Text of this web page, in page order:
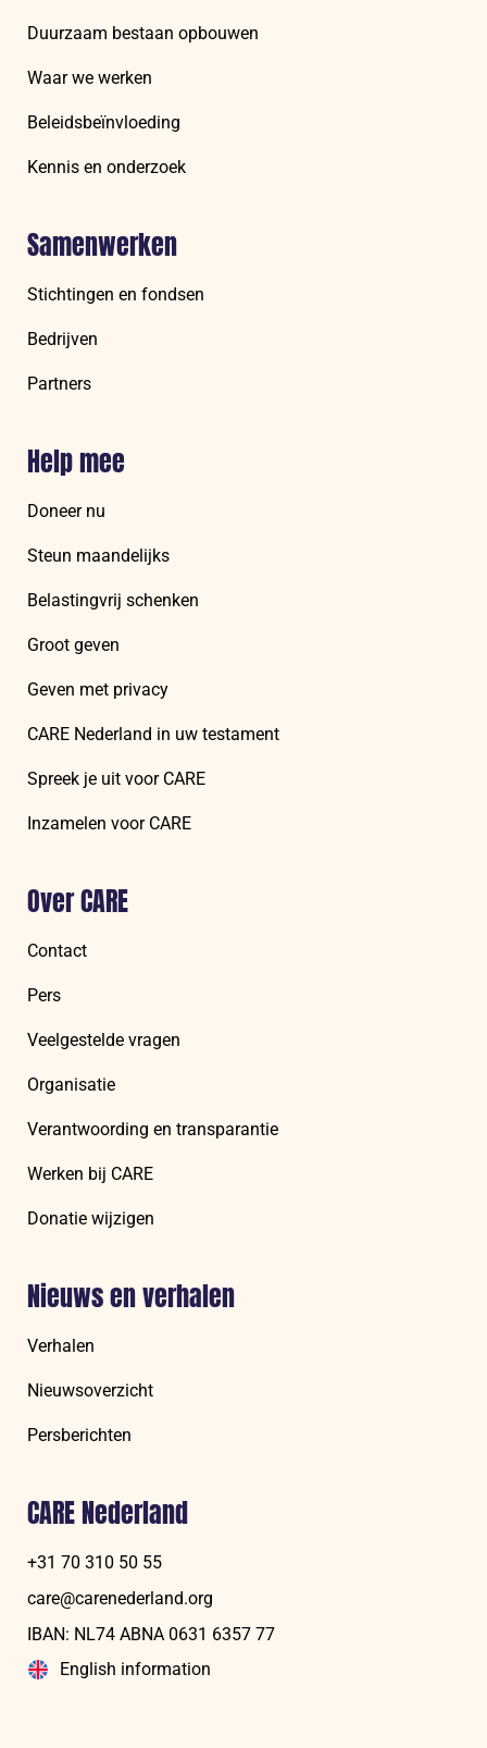
Duurzaam bestaan opbouwen
Waar we werken
Beleidsbeïnvloeding
Kennis en onderzoek
Samenwerken
Stichtingen en fondsen
Bedrijven
Partners
Help mee
Doneer nu
Steun maandelijks
Belastingvrij schenken
Groot geven
Geven met privacy
CARE Nederland in uw testament
Spreek je uit voor CARE
Inzamelen voor CARE
Over CARE
Contact
Pers
Veelgestelde vragen
Organisatie
Verantwoording en transparantie
Werken bij CARE
Donatie wijzigen
Nieuws en verhalen
Verhalen
Nieuwsoverzicht
Persberichten
CARE Nederland
+31 70 310 50 55
care@carenederland.org
IBAN: NL74 ABNA 06‍31 6‍357‍ 77
English information